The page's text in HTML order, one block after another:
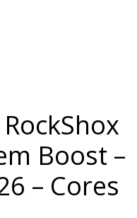
Boost –
– Cores